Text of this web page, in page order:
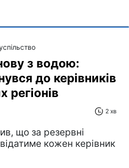
з водою:
до керівників
регіонів
2 хв
що за резервні
кожен керівник